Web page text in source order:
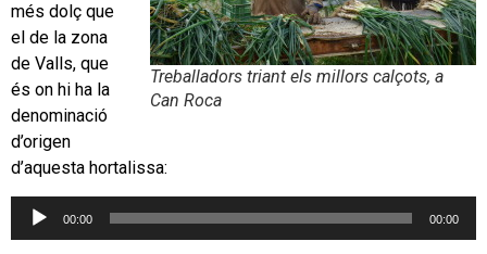
Treballadors triant els millors calçots, a
Can Roca
més dolç que
el de la zona
de Valls, que
és on hi ha la
denominació
d’origen
d’aquesta hortalissa:
Reproductor
00:00 00:00